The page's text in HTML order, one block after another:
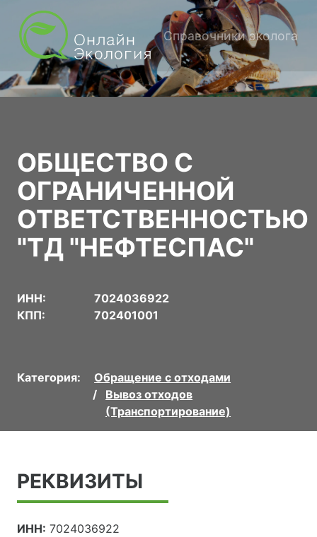
Справочники эколога
ОБЩЕСТВО С
ОГРАНИЧЕННОЙ
ОТВЕТСТВЕННОСТЬЮ
"ТД "НЕФТЕСПАС"
ИНН:
7024036922
КПП:
702401001
Категория:
Обращение с отходами
Вывоз отходов
(Транспортирование)
РЕКВИЗИТЫ
ИНН: 7024036922